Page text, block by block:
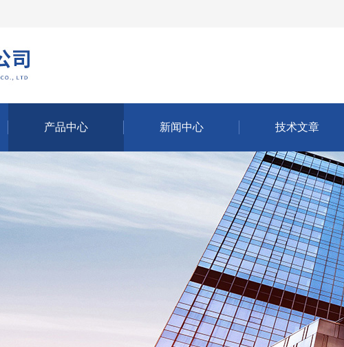
产品中心 新闻中心 技术文章